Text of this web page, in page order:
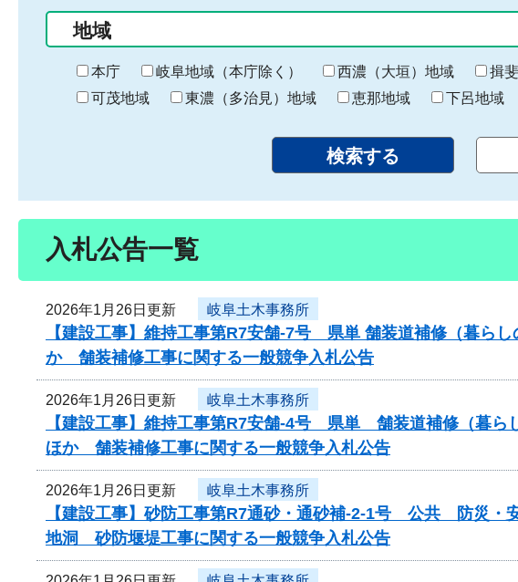
の
始
ま
り
終
わ
り
地域
本庁 岐阜地域（本庁除く） 西濃（大垣）地域 揖
可茂地域
東濃（多治見）地域 恵那地域 下呂地域
入札公告一覧
2026年1月26日更新 岐阜土木事務所
【建設工事】維持工事第R7安舗-7号 県単 舗装道補修（暮ら
か 舗装補修工事に関する一般競争入札公告
2026年1月26日更新 岐阜土木事務所
【建設工事】維持工事第R7安舗-4号 県単 舗装道補修（暮ら
ほか 舗装補修工事に関する一般競争入札公告
2026年1月26日更新 岐阜土木事務所
【建設工事】砂防工事第R7通砂・通砂補-2-1号 公共 防災・
地洞 砂防堰堤工事に関する一般競争入札公告